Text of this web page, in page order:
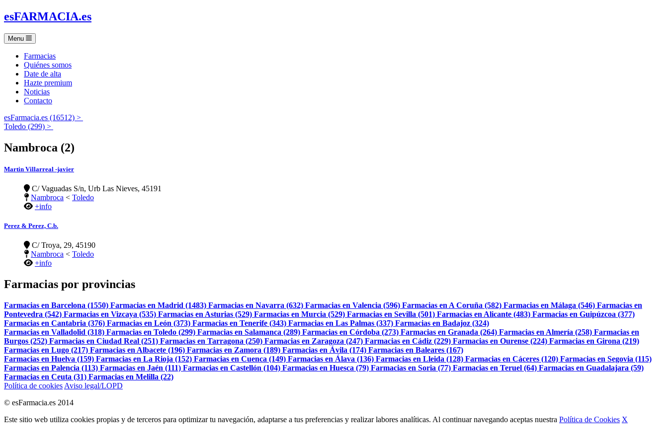
esFARMACIA.es
Menu
Farmacias
Quiénes somos
Date de alta
Hazte premium
Noticias
Contacto
esFarmacia.es (16512) >
Toledo (299) >
Nambroca (2)
Martin Villarreal -javier
C/ Vaguadas S/n, Urb Las Nieves, 45191
Nambroca < Toledo
+info
Perez & Perez, C.b.
C/ Troya, 29, 45190
Nambroca < Toledo
+info
Farmacias por provincias
Farmacias en Barcelona (1550) Farmacias en Madrid (1483) Farmacias en Navarra (632) Farmacias en Valencia (596) Farmacias en A Coruña (582) Farmacias en Málaga (546) Farmacias en
Pontevedra (542) Farmacias en Vizcaya (535) Farmacias en Asturias (529) Farmacias en Murcia (529) Farmacias en Sevilla (501) Farmacias en Alicante (483) Farmacias en Guipúzcoa (377)
Farmacias en Cantabria (376) Farmacias en León (373) Farmacias en Tenerife (343) Farmacias en Las Palmas (337) Farmacias en Badajoz (324)
Farmacias en Valladolid (318) Farmacias en Toledo (299) Farmacias en Salamanca (289) Farmacias en Córdoba (273) Farmacias en Granada (264) Farmacias en Almería (258) Farmacias en
Burgos (252) Farmacias en Ciudad Real (251) Farmacias en Tarragona (250) Farmacias en Zaragoza (247) Farmacias en Cádiz (229) Farmacias en Ourense (224) Farmacias en Girona (219)
Farmacias en Lugo (217) Farmacias en Albacete (196) Farmacias en Zamora (189) Farmacias en Ávila (174) Farmacias en Baleares (167)
Farmacias en Huelva (159) Farmacias en La Rioja (152) Farmacias en Cuenca (149) Farmacias en Álava (136) Farmacias en Lleida (128) Farmacias en Cáceres (120) Farmacias en Segovia (115)
Farmacias en Palencia (113) Farmacias en Jaén (111) Farmacias en Castellón (104) Farmacias en Huesca (79) Farmacias en Soria (77) Farmacias en Teruel (64) Farmacias en Guadalajara (59)
Farmacias en Ceuta (31) Farmacias en Melilla (22)
Política de cookies Aviso legal/LOPD
© esFarmacia.es 2014
Este sitio web utiliza cookies propias y de terceros para optimizar tu navegación, adaptarse a tus preferencias y realizar labores analíticas. Al continuar navegando aceptas nuestra Política de Cookies X